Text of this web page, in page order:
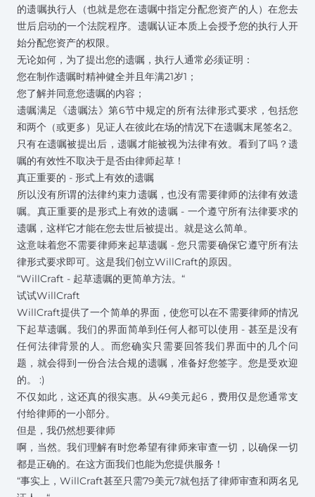
的遗嘱执行人（也就是您在遗嘱中指定分配您资产的人）在您去
世后启动的一个法院程序。遗嘱认证本质上会授予您的执行人开
始分配您资产的权限。
无论如何，为了提出您的遗嘱，执行人通常必须证明：
您在制作遗嘱时精神健全并且年满21岁1 ；
您了解并同意您遗嘱的内容；
遗嘱满足《遗嘱法》第6节中规定的所有法律形式要求，包括您
和两个（或更多）见证人在彼此在场的情况下在遗嘱末尾签名2。
只有在遗嘱被提出后，遗嘱才能被视为法律有效。看到了吗？遗
嘱的有效性不取决于是否由律师起草！
真正重要的 - 形式上有效的遗嘱
所以没有所谓的法律约束力遗嘱，也没有需要律师的法律有效遗
嘱。真正重要的是形式上有效的遗嘱 - 一个遵守所有法律要求的
遗嘱，这样它才能在您去世后被提出。就是这么简单。
这意味着您不需要律师来起草遗嘱 - 您只需要确保它遵守所有法
律形式要求即可。这是我们创立WillCraft的原因。
“WillCraft - 起草遗嘱的更简单方法。“
试试WillCraft
WillCraft提供了一个简单的界面，使您可以在不需要律师的情况
下起草遗嘱。我们的界面简单到任何人都可以使用 - 甚至是没有
任何法律背景的人。而您确实只需要回答我们界面中的几个问
题，就会得到一份合法合规的遗嘱，准备好您签字。您是受欢迎
的。 :)
不仅如此，这还真的很实惠。从49美元起6 ，费用仅是您通常支
付给律师的一小部分。
但是，我仍然想要律师
啊，当然。我们理解有时您希望有律师来审查一切，以确保一切
都是正确的。在这方面我们也能为您提供服务！
“事实上，WillCraft甚至只需79美元7就包括了律师审查和两名见